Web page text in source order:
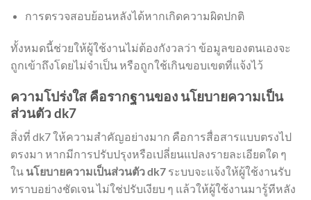
การตรวจสอบย้อนหลังได้หากเกิดความผิดปกติ
ทั้งหมดนี้ช่วยให้ผู้ใช้งานไม่ต้องกังวลว่า ข้อมูลของตนเองจะ
ถูกเข้าถึงโดยไม่จำเป็น หรือถูกใช้เกินขอบเขตที่แจ้งไว้
ความโปร่งใส คือรากฐานของ นโยบายความเป็น
ส่วนตัว dk7
สิ่งที่ dk7 ให้ความสำคัญอย่างมาก คือการสื่อสารแบบตรงไป
ตรงมา หากมีการปรับปรุงหรือเปลี่ยนแปลงรายละเอียดใด ๆ
ใน นโยบายความเป็นส่วนตัว dk7 ระบบจะแจ้งให้ผู้ใช้งานรับ
ทราบอย่างชัดเจน ไม่ใช่ปรับเงียบ ๆ แล้วให้ผู้ใช้งานมารู้ทีหลัง